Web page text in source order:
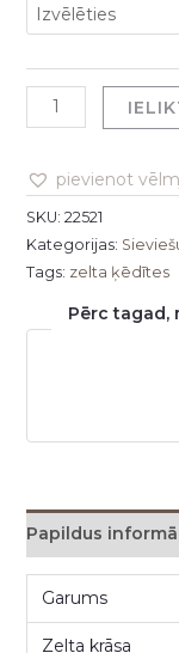
pievienot
SKU: 22521
Kategorijas:
Tags: zelta ķēdītes
Pērc tagad,
Papildus
Garums
Zelta krāsa